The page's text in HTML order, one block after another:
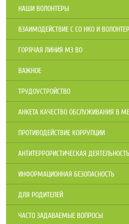
НАШИ ВОЛОНТЕРЫ
ВЗАИМОДЕЙСТВИЕ С СО НКО И
ГОРЯЧАЯ ЛИНИЯ МЗ ВО
ВАЖНОЕ
ТРУДОУСТРОЙСТВО
АНКЕТА КАЧЕСТВО ОБСЛУЖИВАНИЯ В
ПРОТИВОДЕЙСТВИЕ КОРРУПЦИИ
АНТИТЕРРОРИСТИЧЕСКАЯ
ИНФОРМАЦИОННАЯ БЕЗОПАСНОСТЬ
ДЛЯ РОДИТЕЛЕЙ
ЧАСТО ЗАДАВАЕМЫЕ ВОПРОСЫ